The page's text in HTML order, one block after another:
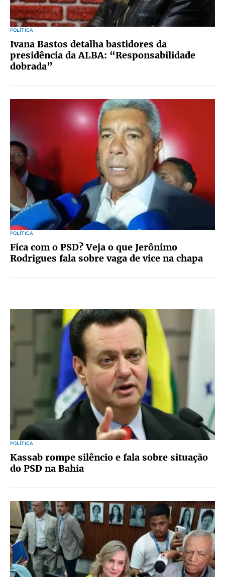
POLÍTICA
Ivana Bastos detalha bastidores da
presidência da ALBA: “Responsabilidade
dobrada”
POLÍTICA
Fica com o PSD? Veja o que Jerônimo
Rodrigues fala sobre vaga de vice na chapa
POLÍTICA
Kassab rompe silêncio e fala sobre situação
do PSD na Bahia